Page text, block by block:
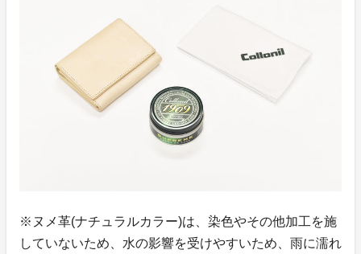
※ヌメ革(ナチュラルカラー)は、染色やその他加工を施
していないため、水の影響を受けやすいため、雨に濡れ